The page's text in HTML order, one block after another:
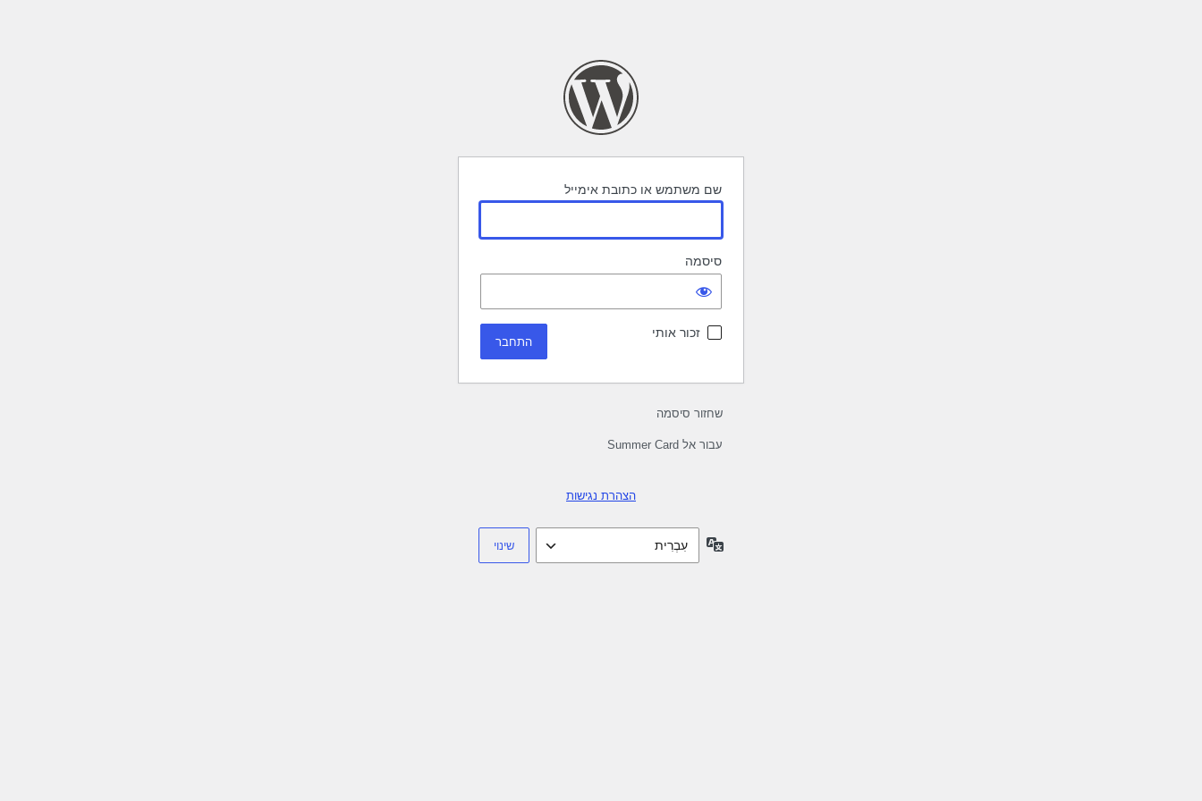
שם משתמש או כתובת אימייל
סיסמה
זכור אותי
שחזור סיסמה
עבור אל Summer Card
הצהרת נגישות
שפה